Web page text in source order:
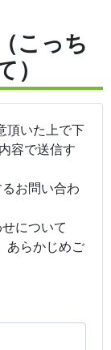
こっち
）
頂いた上で下
容で送信す
お問い合わ
について
あらかじめご